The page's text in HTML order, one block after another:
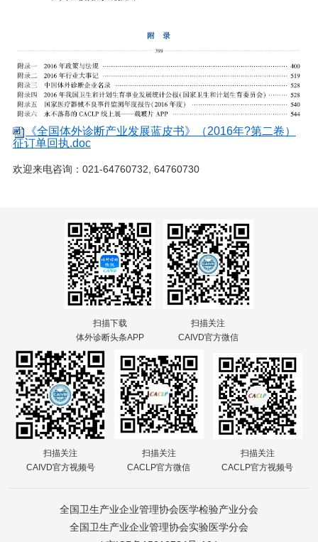
《全国体外诊断产业发展蓝皮书》（2016年?第二卷）
征订单回执.doc
欢迎来电咨询：021-64760732, 64760730
扫描下载
体外诊断头条APP
扫描关注
CAIVD官方微信
扫描关注
CAIVD官方视频号
扫描关注
CACLP官方微信
扫描关注
CACLP官方视频号
全国卫生产业企业管理协会医学检验产业分会
全国卫生产业企业管理协会实验医学分会